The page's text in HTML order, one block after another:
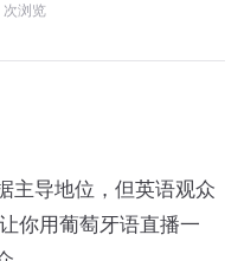
浏览
主导地位，但英语观众
你用葡萄牙语直播一